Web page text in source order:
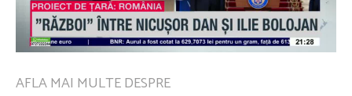
AFLA MAI MULTE DESPRE